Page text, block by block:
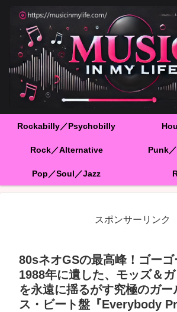
Rockabilly／Psychobilly
Rock／Alternative Punk
Pop／Soul／Jazz
スポンサーリンク
80sネオGSの最高峰！ゴー
1988年に遺した、モッズ＆
を永遠に揺るがす究極のガー
ス・ビート盤『Everybody